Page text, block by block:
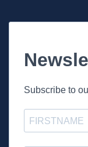
Subscribe to